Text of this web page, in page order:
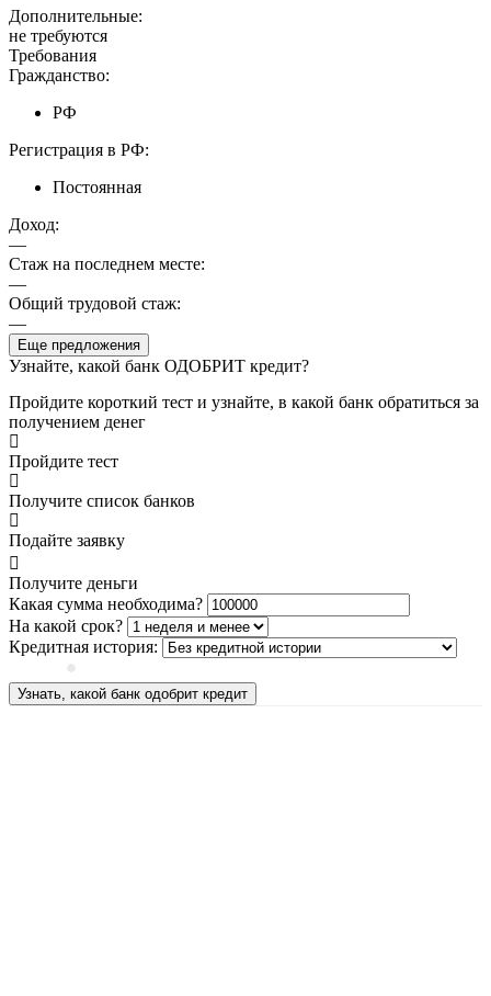
Дополнительные:
не требуются
Требования
Гражданство:
РФ
Регистрация в РФ:
Постоянная
Доход:
—
Стаж на последнем месте:
—
Общий трудовой стаж:
—
Еще предложения
Узнайте, какой банк ОДОБРИТ кредит?
Пройдите короткий тест и узнайте, в какой банк обратиться за
получением денег
Пройдите тест
Получите список банков
Подайте заявку
Получите деньги
Какая сумма необходима?
На какой срок?
Кредитная история:
Узнать, какой банк одобрит кредит